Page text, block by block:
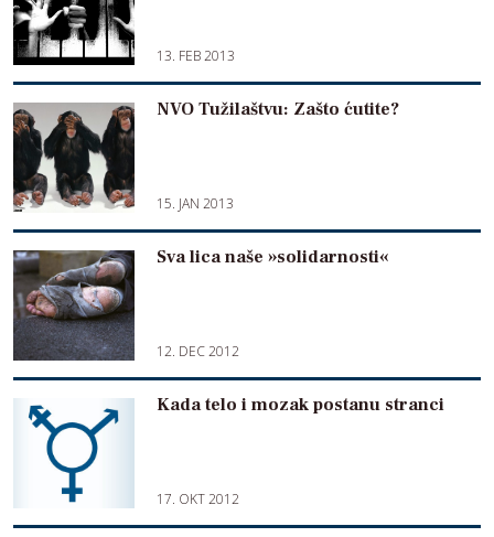
13. FEB 2013
NVO Tužilaštvu: Zašto ćutite?
15. JAN 2013
Sva lica naše »solidarnosti«
12. DEC 2012
Kada telo i mozak postanu stranci
17. OKT 2012